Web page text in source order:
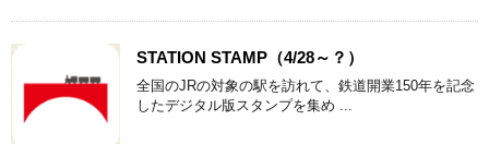
STATION STAMP（4/28～？）
全国のJRの対象の駅を訪れて、鉄道開業150年を記念
したデジタル版スタンプを集め ...